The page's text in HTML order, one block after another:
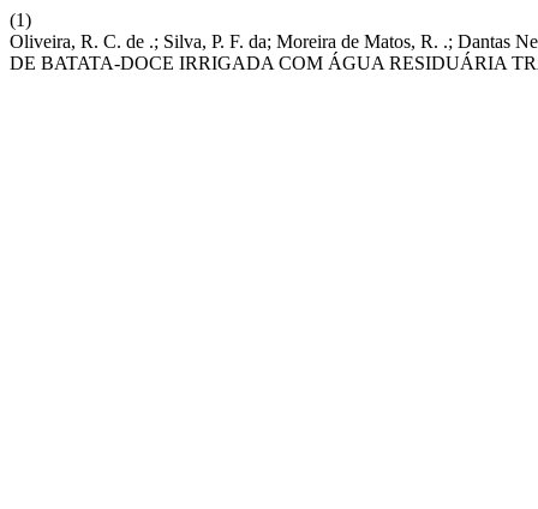
(1)
Oliveira, R. C. de .; Silva, P. F. da; Moreira de Matos, R. .; Dantas
DE BATATA-DOCE IRRIGADA COM ÁGUA RESIDUÁRIA